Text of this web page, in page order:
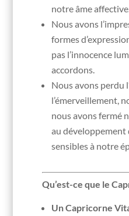
notre âme affective.
Nous avons
formes
pas l’innocence
accordons.
Nous avons perdu
l’émerveillement,
nous avons fermé
au
sensibles à notre
Qu’est-ce que le
Un Capricorne